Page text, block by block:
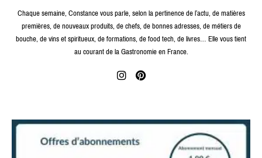
Chaque semaine, Constance vous parle, selon la pertinence de l’actu, de matières
premières, de nouveaux produits, de chefs, de bonnes adresses, de métiers de
bouche, de vins et spiritueux, de formations, de food tech, de livres… Elle vous tient
au courant de la Gastronomie en France.